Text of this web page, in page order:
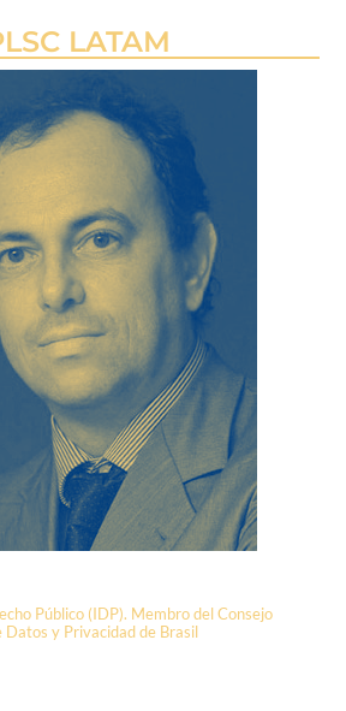
LATAM
Público (IDP). Membro del Consejo
Datos y Privacidad de Brasil